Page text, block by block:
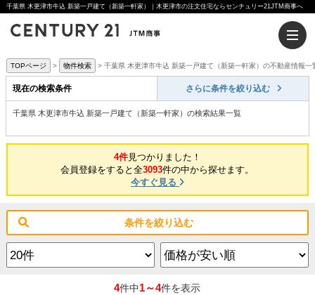
千葉県 木更津市牛込 新築一戸建て（新築一軒家）｜木更津市の注文住宅ならセンチュリー21JTM商事へ
TOPページ 物件検索 千葉県 木更津市牛込 新築一戸建て（新築一軒家）の不動産情報一
現在の検索条件 さらに条件を絞り込む
千葉県 木更津市牛込 新築一戸建て（新築一軒家）の検索結果一覧
4件見つかりました！
会員登録をすると全3093件の中から探せます。
今すぐ見る
条件を絞り込む
4件中1～4件を表示